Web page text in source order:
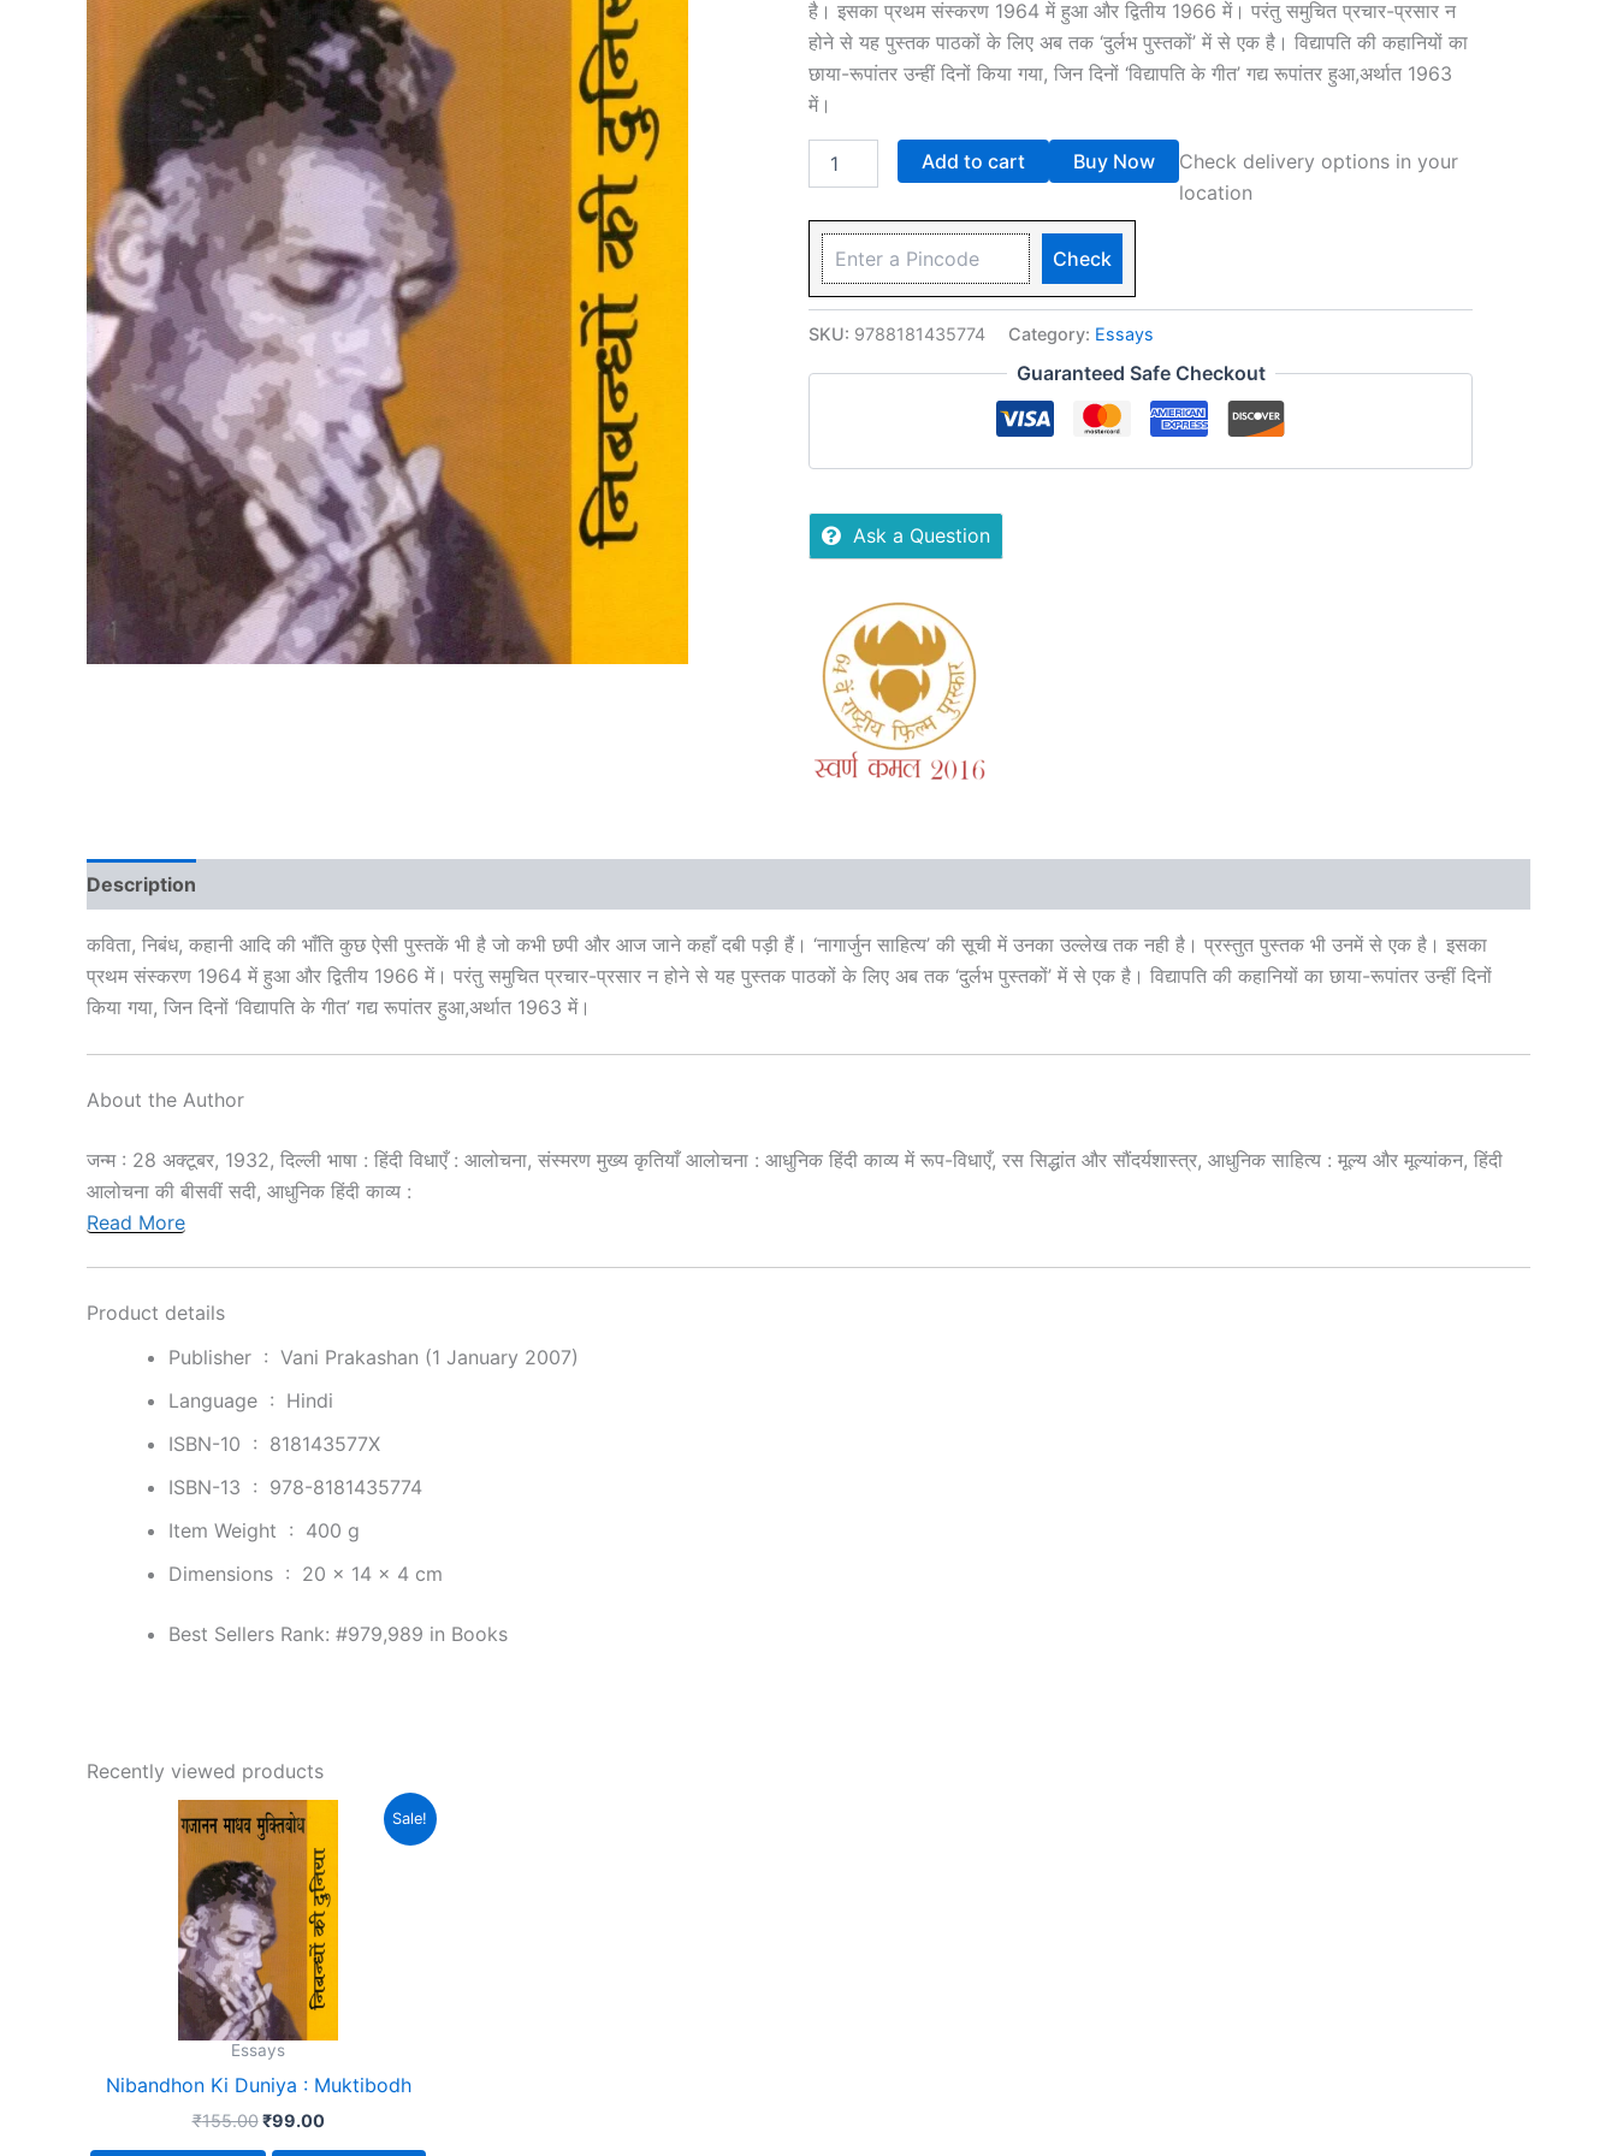
है। इसका प्रथम संस्करण 1964 में हुआ और द्वितीय 1966 में। परंतु समुचित प्रचार-प्रसार न
होने से यह पुस्तक पाठकों के लिए अब तक ‘दुर्लभ पुस्तकों’ में से एक है। विद्यापति की कहानियों का
छाया-रूपांतर उन्हीं दिनों किया गया, जिन दिनों ‘विद्यापति के गीत’ गद्य रूपांतर हुआ,अर्थात 1963
में।
Add to cart Buy Now
Check delivery options in your
location
Check
SKU: 9788181435774 Category: Essays
Guaranteed Safe Checkout
Ask a Question
Description
कविता, निबंध, कहानी आदि की भाँति कुछ ऐसी पुस्तकें भी है जो कभी छपी और आज जाने कहाँ दबी पड़ी हैं। ‘नागार्जुन साहित्य’ की सूची में उनका उल्लेख तक नही है। प्रस्तुत पुस्तक भी उनमें से एक है। इसका
प्रथम संस्करण 1964 में हुआ और द्वितीय 1966 में। परंतु समुचित प्रचार-प्रसार न होने से यह पुस्तक पाठकों के लिए अब तक ‘दुर्लभ पुस्तकों’ में से एक है। विद्यापति की कहानियों का छाया-रूपांतर उन्हीं दिनों
किया गया, जिन दिनों ‘विद्यापति के गीत’ गद्य रूपांतर हुआ,अर्थात 1963 में।
About the Author
जन्म : 28 अक्टूबर, 1932, दिल्ली भाषा : हिंदी विधाएँ : आलोचना, संस्मरण मुख्य कृतियाँ आलोचना : आधुनिक हिंदी काव्य में रूप-विधाएँ, रस सिद्धांत और सौंदर्यशास्त्र, आधुनिक साहित्य : मूल्य और मूल्यांकन, हिंदी
आलोचना की बीसवीं सदी, आधुनिक हिंदी काव्य :
Read More
Product details
Publisher ‏ : ‎ Vani Prakashan (1 January 2007)
Language ‏ : ‎ Hindi
ISBN-10 ‏ : ‎ 818143577X
ISBN-13 ‏ : ‎ 978-8181435774
Item Weight ‏ : ‎ 400 g
Dimensions ‏ : ‎ 20 x 14 x 4 cm
Best Sellers Rank: #979,989 in Books
Recently viewed products
Sale!
Essays
Nibandhon Ki Duniya : Muktibodh
₹155.00
Original
price
₹155.00.
₹99.00
Current
is:
₹99.00.